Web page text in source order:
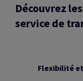
Découvrez
service de
Flexibilité